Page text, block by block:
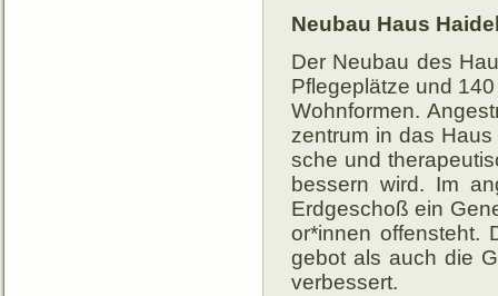
Neubau Haus
Der Neubau des
Pflege­plätze und
Wohn­for­men.
zen­trum in das
sche und
bes­sern wird. Im
Erd­ge­schoß ein
or­*innen of­fen­steht.
ge­bot als auch die
ver­bessert.